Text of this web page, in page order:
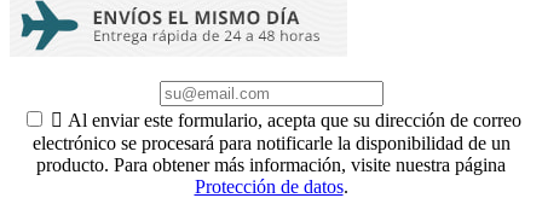
 Al enviar este formulario, acepta que su dirección de correo
electrónico se procesará para notificarle la disponibilidad de un
producto. Para obtener más información, visite nuestra página
Protección de datos.